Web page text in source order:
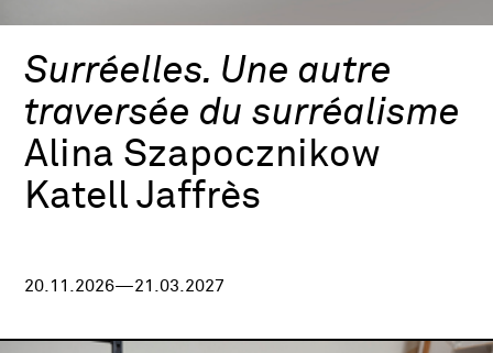
Surréelles. Une autre
traversée du surréalisme
Alina Szapocznikow
Katell Jaffrès
20.11.2026—21.03.2027